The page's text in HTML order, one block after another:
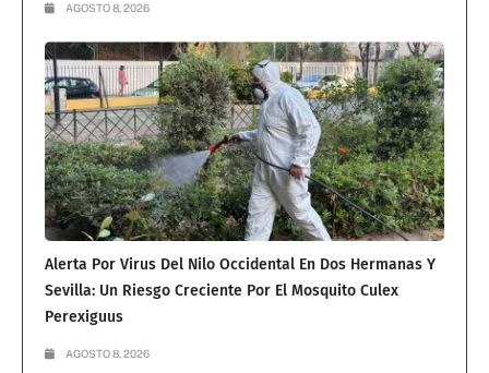
AGOSTO 8, 2026
Alerta Por Virus Del Nilo Occidental En Dos Hermanas Y
Sevilla: Un Riesgo Creciente Por El Mosquito Culex
Perexiguus
AGOSTO 8, 2026